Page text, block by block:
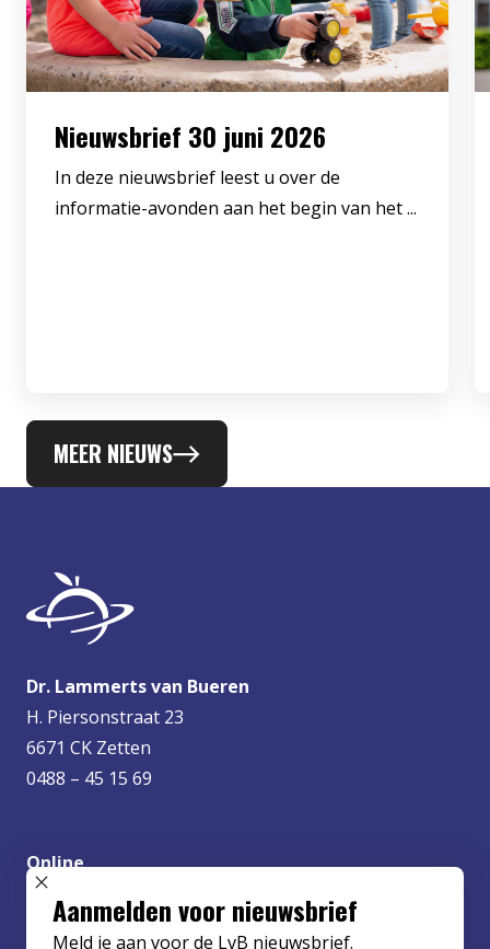
Nieuwsbrief 30 juni 2026
In deze nieuwsbrief leest u over de
informatie-avonden aan het begin van het ...
MEER NIEUWS
Dr. Lammerts van Bueren
H. Piersonstraat 23
6671 CK Zetten
0488 – 45 15 69
Online
info@lvbueren.nl
SLUIT POPUP
Aanmelden voor nieuwsbrief
Meld je aan voor de LvB nieuwsbrief.